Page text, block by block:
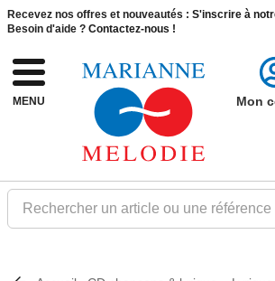
Recevez nos offres et nouveautés : S'inscrire à
Besoin d'aide ? Contactez-nous !
MENU
Rechercher un article ou une référence
Mon